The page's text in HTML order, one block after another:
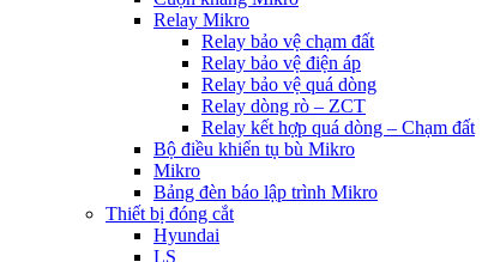
Relay Mikro
Relay bảo vệ chạm đất
Relay bảo vệ điện áp
Relay bảo vệ quá dòng
Relay dòng rò – ZCT
Relay kết hợp quá dòng – Chạm đất
Bộ điều khiển tụ bù Mikro
Mikro
Bảng đèn báo lập trình Mikro
Thiết bị đóng cắt
Hyundai
LS